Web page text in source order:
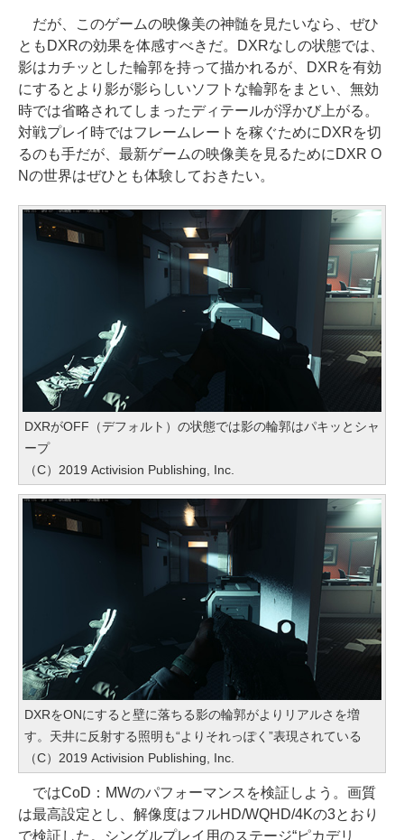
だが、このゲームの映像美の神髄を見たいなら、ぜひ
ともDXRの効果を体感すべきだ。DXRなしの状態では、
影はカチッとした輪郭を持って描かれるが、DXRを有効
にするとより影が影らしいソフトな輪郭をまとい、無効
時では省略されてしまったディテールが浮かび上がる。
対戦プレイ時ではフレームレートを稼ぐためにDXRを切
るのも手だが、最新ゲームの映像美を見るためにDXR O
Nの世界はぜひとも体験しておきたい。
DXRがOFF（デフォルト）の状態では影の輪郭はパキッとシャ
ープ
（C）2019 Activision Publishing, Inc.
DXRをONにすると壁に落ちる影の輪郭がよりリアルさを増
す。天井に反射する照明も“よりそれっぽく”表現されている
（C）2019 Activision Publishing, Inc.
ではCoD：MWのパフォーマンスを検証しよう。画質
は最高設定とし、解像度はフルHD/WQHD/4Kの3とおり
で検証した。シングルプレイ用のステージ“ピカデリ